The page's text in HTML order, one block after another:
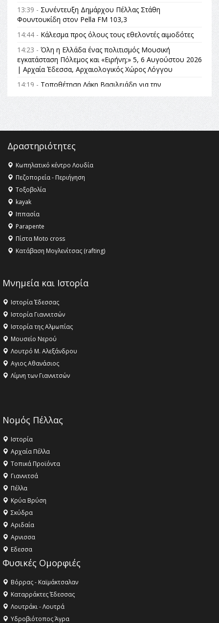
13:39 - Συνέντευξη Δημάρχου Πέλλας Στάθη
Φουντουκίδη στον Pella FM 103,3
14:44 - Κάλεσμα προς όλους τους εθελοντές αιμοδότες
14:23 - Όλη η Ελλάδα ένας πολιτισμός Μουσική
εγκατάσταση Πόλεμος και «Ειρήνη;» 5, 6 Αυγούστου 2026
| Αρχαία Έδεσσα, Αρχαιολογικός Χώρος Λόγγου
14:19 - Τοποθέτηση Λάκη Βασιλειάδη για την
Αναθεώρηση του Συντάγματος: «Σε τέτοιες κορυφαίες
θεσμικές διαδικασίες υπάρχει μόνο η ευθύνη απέναντι
στις επόμενες γενιές»
16:35 -Το πρόγραμμα του ΠΑΟΚ στον δεύτερο γύρο του
16:27 - Όλυμπος: Εντάχθηκε στον Κατάλογο Παγκόσμιας
Κληρονομιάς της UNESCO – Ομόφωνη η απόφαση Ο
Όλυμπος αναγνωρίστηκε ως φυσικό και πολιτιστικό
αγαθό εξέχουσας οικουμενικής αξίας για την
ανθρωπότητα
16:18 -
ΣΤΗΝ ΕΔΕΣΣΑ
Δραστηριότητες
Κωπηλατικό κέντρο Λουδία
Πεζοπορεία - Περιήγηση
Τοξοβολία
kayak
Ιππασία
Parapente
Πίστα Moto cross
Κατάβαση Μογλενίτσας (rafting)
Μνημεία και Ιστορία
Ιστορία Έδεσσας
Ιστορία Γιαννιτσών
Ιστορία της Αλμωπίας
Μουσείο Νερού
Λουτρό Μ. Αλεξάνδρου
Αγιος Αθανάσιος
Λίμνη των Γιαννιτσών
Νομός Πέλλας
Ιστορία
Αρχαία Πέλλα
Τοπικά Προϊόντα
Γιαννιτσά
Πέλλα
Κρύα Βρύση
Σκύδρα
Αριδαία
Aρνισσα
Eδεσσα
Φυσικές Ομορφιές
Βόρρας - Καϊμάκτσαλαν
Καταρράκτες Έδεσσας
Λουτράκι - Λουτρά
Υδροβιότοπος Άγρα